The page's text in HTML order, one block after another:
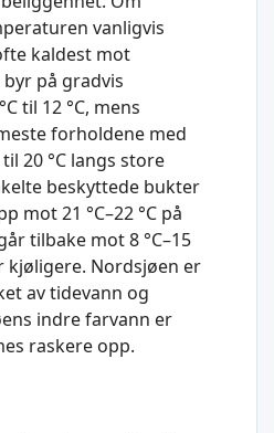
vanligvis
kaldest mot
på gradvis
til 12 °C, mens
forholdene med
20 °C langs store
beskyttede bukter
mot 21 °C–22 °C på
tilbake mot 8 °C–15
kjøligere. Nordsjøen er
av tidevann og
indre farvann er
raskere opp.